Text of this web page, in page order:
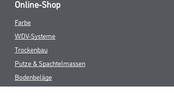
Online-Shop
Farbe
WDV-Systeme
Trockenbau
Putze & Spachtelmassen
Bodenbeläge